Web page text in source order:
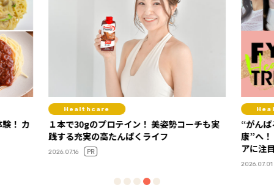
！ カ
Healthcare
１本で30gのプロテイン！ 美姿勢コーチも実
践する充実の高たんぱくライフ
2026.07.16 PR
“がん
康”へ
アに注
2026.07.01